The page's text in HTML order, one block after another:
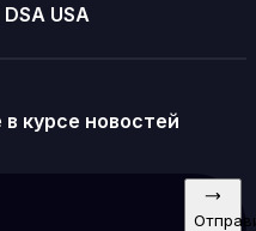
USA
курсе новостей